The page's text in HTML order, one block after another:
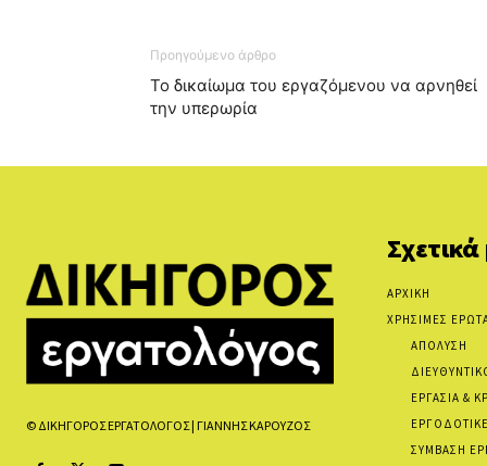
Προηγούμενο άρθρο
Το δικαίωμα του εργαζόμενου να αρνηθεί
την υπερωρία
© ΔΙΚΗΓΟΡΟΣ ΕΡΓΑΤΟΛΟΓΟΣ | ΓΙΑΝΝΗΣ ΚΑΡΟΥΖΟΣ
ΑΡΧΙΚΗ
ΧΡΗΣΙΜΕΣ
ΑΠΟΛΥΣΗ
ΕΡΓΑΣΙΑ &
ΣΥΜΒΑΣΗ